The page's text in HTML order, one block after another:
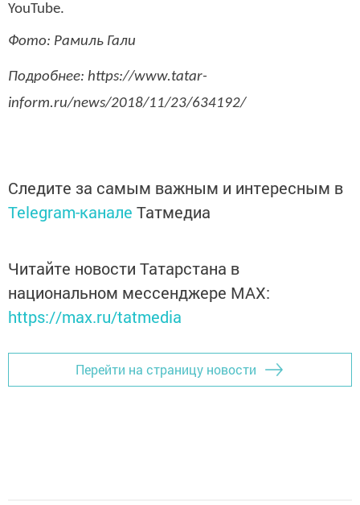
YouTube.
Фото: Рамиль Гали
Подробнее: https://www.tatar-
inform.ru/news/2018/11/23/634192/
Следите за самым важным и интересным в
Telegram-канале Татмедиа
Читайте новости Татарстана в
национальном мессенджере MАХ:
https://max.ru/tatmedia
Перейти на страницу новости